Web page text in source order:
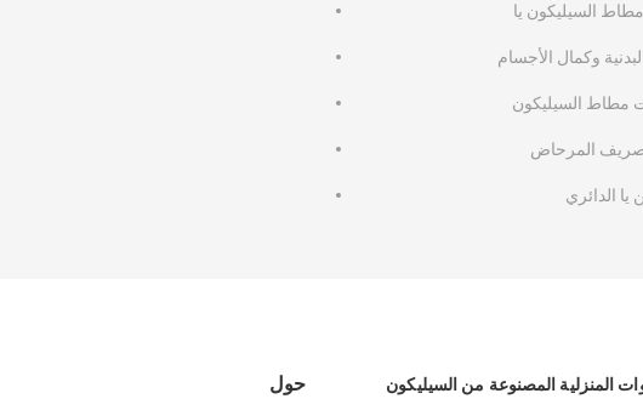
السيليكون يا
البدنية وكمال الأجسام
مطاط السيليكون
المرحاض
يا الدائري
حول المنزلية المصنوعة من السيليكون